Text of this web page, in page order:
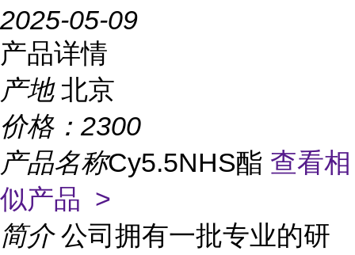
2025-05-09
产品详情
产地 北京
价格： 2300
产品名称Cy5.5NHS酯 查看相
似产品 >
简介 公司拥有一批专业的研